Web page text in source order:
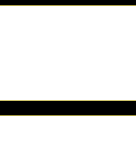
Brunch auf einem Bauernhof
Das erste Hofkonzert findet auf dem
Nachfrage gleich doppelt geführt.
Bern gestaltet: Das bekannte
bis 6 Jahre inkl. Brunch
vorreservieren!
|